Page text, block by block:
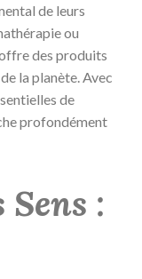
de leurs
ou
des produits
la planète. Avec
de
profondément
: